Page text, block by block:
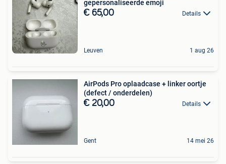
gepersonaliseerde emoji
€ 65,00 Details
Leuven 1 aug 26
AirPods Pro oplaadcase + linker oortje
(defect / onderdelen)
€ 20,00 Details
Gent 14 mei 26